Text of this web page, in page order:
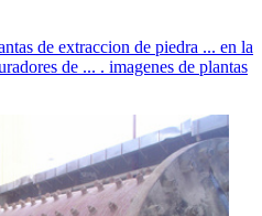
de extraccion de piedra ... en la
de ... . imagenes de plantas